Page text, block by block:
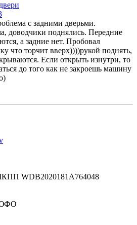
с задними дверьми.
доводчики поднялись. Передние
а задние нет. Пробовал
что торчит вверх))))рукой поднять,
Если открыть изнутри, то
до того как не закроешь машину
WDB2020181A764048
ЮФО